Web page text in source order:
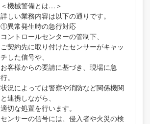
＜機械警備とは…＞
詳しい業務内容は以下の通りです。
①異常発生時の急行対応
コントロールセンターの管制下、
ご契約先に取り付けたセンサーがキャッ
チした信号や、
お客様からの要請に基づき、現場に急
行。
状況によっては警察や消防など関係機関
と連携しながら、
適切な処置を行います。
センサーの信号には、侵入者や火災の検